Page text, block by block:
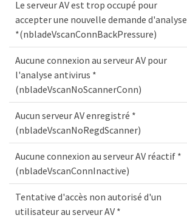
Le serveur AV est trop occupé pour
accepter une nouvelle demande d'analyse
*(nbladeVscanConnBackPressure)
Aucune connexion au serveur AV pour
l'analyse antivirus *
(nbladeVscanNoScannerConn)
Aucun serveur AV enregistré *
(nbladeVscanNoRegdScanner)
Aucune connexion au serveur AV réactif *
(nbladeVscanConnInactive)
Tentative d'accès non autorisé d'un
utilisateur au serveur AV *